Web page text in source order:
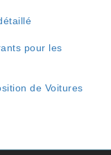
pour les
de Voitures